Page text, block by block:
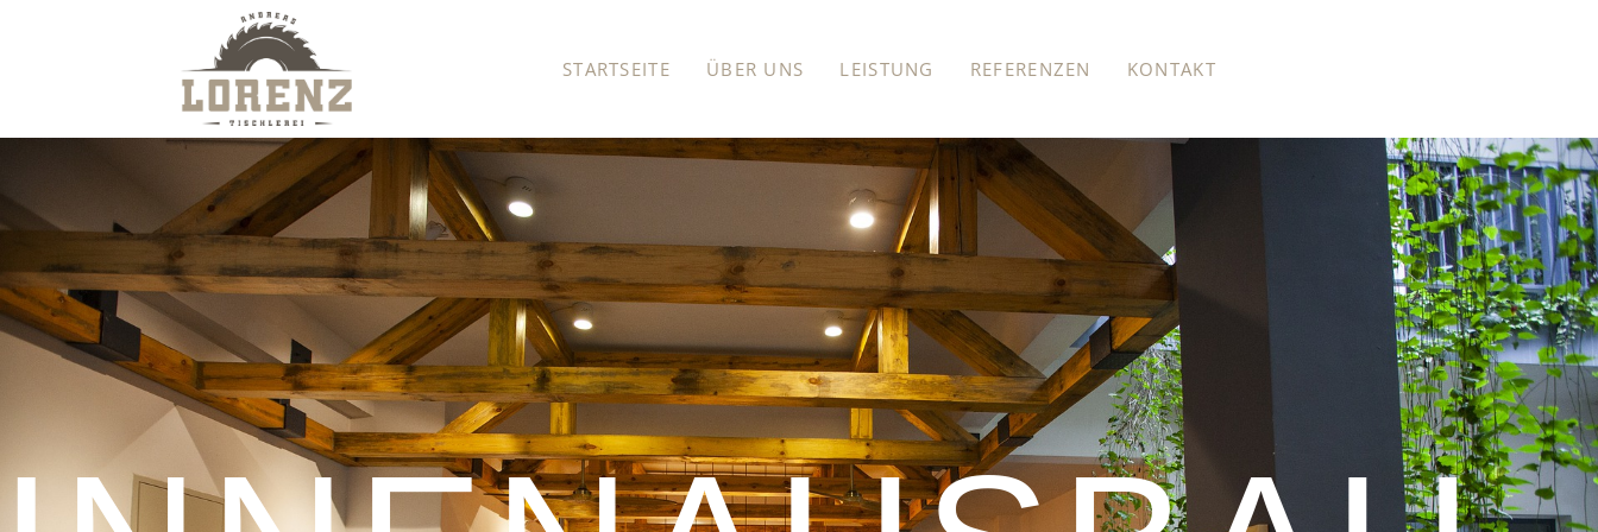
STARTSEITE ÜBER UNS LEISTUNG REFERENZEN KONTAKT